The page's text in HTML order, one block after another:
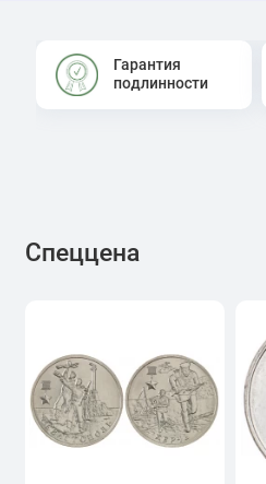
Гарантия
подлинности
Спеццена